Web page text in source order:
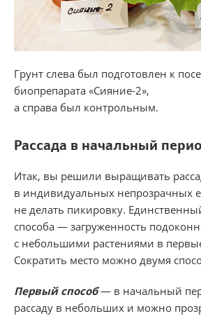
Грунт слева был подготовлен к
биопрепарата «Сияние-2»,
а справа был контрольным.
Рассада в начальный
Итак, вы решили выращивать
в индивидуальных непрозрачных
не делать пикировку.
способа — загруженность
с небольшими растениями в
Сократить место можно двумя
Первый способ— в начальный
рассаду в небольших и можно